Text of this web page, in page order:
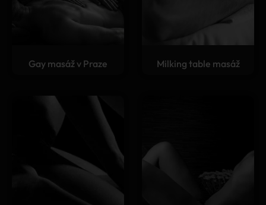
Gay masáž v Praze Milking table masáž